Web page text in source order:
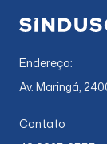
Endereço:
Av. Maringá,
Contato